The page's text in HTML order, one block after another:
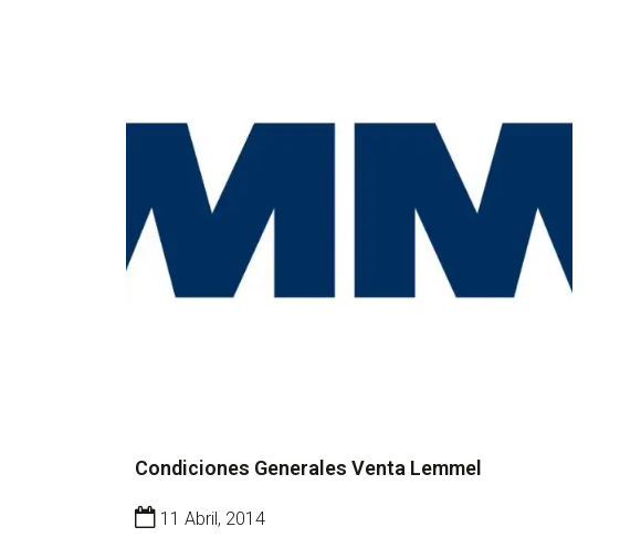
Condiciones Generales Venta Lemmel
11 Abril, 2014